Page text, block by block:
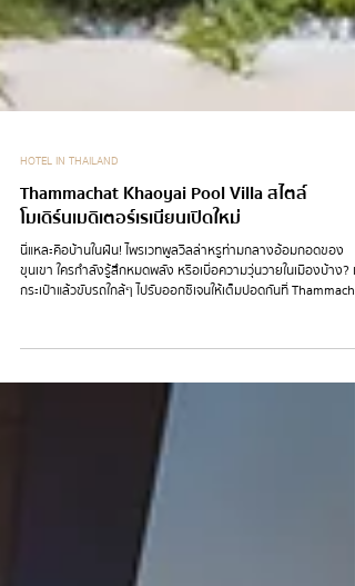
HOTEL IN THAILAND
Thammachat Khaoyai Pool Villa สไตล์
โมเดิร์นเมดิเตอร์เรเนียนเปิดใหม่
นี่แหละคือบ้านในฝัน! ไพรเวทพูลวิลล่าหรูท่ามกลางอ้อมกอดของ
Khaoyai (ธรรมชาติ เขาใหญ่) ที่พักฟีลดีมากกกก เป็น Private
ที่นี่แล้วลงสตอรี่คือ DM แตก นี่แหละพูลวิลล่าในฝัน เป็นสเปซที่แค่ก้าว
เข้ามาก็ขโมยหัวใจเราไปเต็ม ให้ฟีลแบบเมดิเตอร์เรเนียน ทุกอย่างดู
ลงตัวไปหมด ตัวบ้านดีไซน์ให้มีความโปร่งโล่ง...